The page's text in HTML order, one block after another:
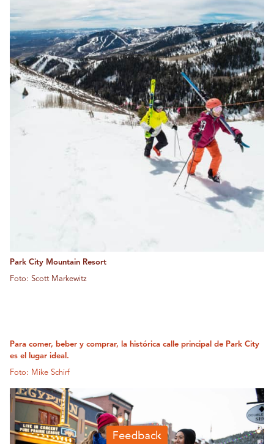
Park City Mountain Resort
Foto: Scott Markewitz
Para comer, beber y comprar, la histórica calle principal de Park City
es el lugar ideal.
Foto: Mike Schirf